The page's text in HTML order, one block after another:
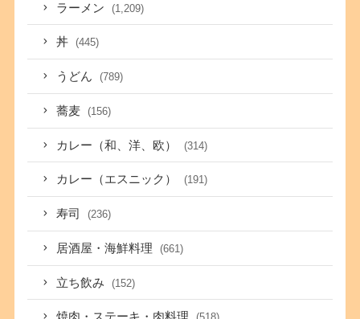
ラーメン (1,209)
丼 (445)
うどん (789)
蕎麦 (156)
カレー（和、洋、欧） (314)
カレー（エスニック） (191)
寿司 (236)
居酒屋・海鮮料理 (661)
立ち飲み (152)